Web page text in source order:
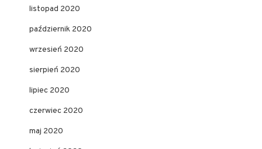
listopad 2020
październik 2020
wrzesień 2020
sierpień 2020
lipiec 2020
czerwiec 2020
maj 2020